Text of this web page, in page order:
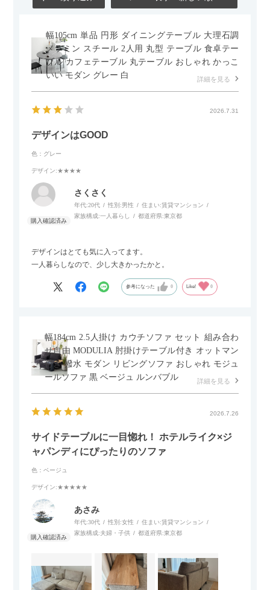
幅105cm 単品 円形 ダイニングテーブル 大理石調
メラミン スチール 2人用 丸型 テーブル 食卓テー
ブル カフェテーブル 丸テーブル おしゃれ かっこ
いい モダン グレー 白
詳細を見る
2026.7.31
デザインはGOOD
色：グレー
デザイン:★★★★
さくさく
年代:20代 性別:男性 住まい:賃貸マンション
家族構成:一人暮らし 都道府県:東京都
デザインはとても気に入ってます。
一人暮らしなので、少し大きかったかと。
参考になった 0 Like! 0
幅184cm 2.5人掛け カウチソファ セット 組み合わ
せ自由 MODULIA 肘掛けテーブル付き オットマン
付き 撥水 モダン リビングソファ おしゃれ モジュ
ールソファ 黒 ベージュ ルンバブル
詳細を見る
2026.7.26
サイドテーブルに一目惚れ！ ホテルライク×ジ
ャパンディにぴったりのソファ
色：ベージュ
デザイン:★★★★★
あさみ
年代:30代 性別:女性 住まい:賃貸マンション
家族構成:夫婦・子供 都道府県:東京都